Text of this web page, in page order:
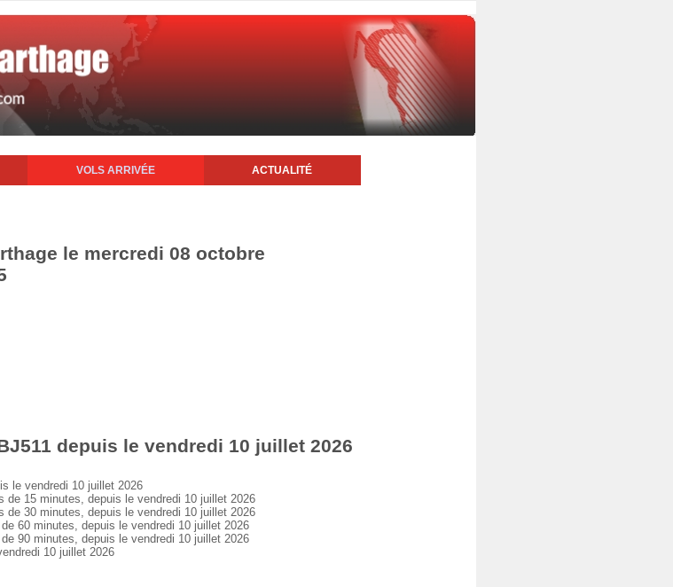
VOLS ARRIVÉE ACTUALITÉ
le mercredi 08 octobre
depuis le vendredi 10 juillet 2026
le vendredi 10 juillet 2026
15 minutes, depuis le vendredi 10 juillet 2026
30 minutes, depuis le vendredi 10 juillet 2026
60 minutes, depuis le vendredi 10 juillet 2026
90 minutes, depuis le vendredi 10 juillet 2026
10 juillet 2026